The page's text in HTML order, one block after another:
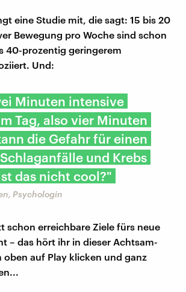
eine Studie mit, die sagt: 15 bis 20
Bewegung pro Woche sind schon
40-prozentig geringerem
Und:
Minuten intensive
Tag, also vier Minuten
die Gefahr für einen
und Krebs
das nicht cool?"
Psychologin
schon erreichbare Ziele fürs neue
– das hört ihr in dieser Achtsam-
oben auf Play klicken und ganz